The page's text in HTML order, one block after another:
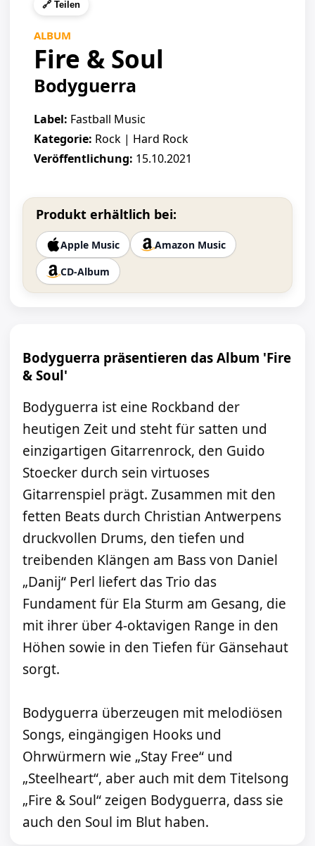
🔗 Teilen
ALBUM
Fire & Soul
Bodyguerra
Label: Fastball Music
Kategorie: Rock | Hard Rock
Veröffentlichung: 15.10.2021
Produkt erhältlich bei:
Apple Music
Amazon Music
CD-Album
Bodyguerra präsentieren das Album 'Fire
& Soul'
Bodyguerra ist eine Rockband der
heutigen Zeit und steht für satten und
einzigartigen Gitarrenrock, den Guido
Stoecker durch sein virtuoses
Gitarrenspiel prägt. Zusammen mit den
fetten Beats durch Christian Antwerpens
druckvollen Drums, den tiefen und
treibenden Klängen am Bass von Daniel
„Danij“ Perl liefert das Trio das
Fundament für Ela Sturm am Gesang, die
mit ihrer über 4-oktavigen Range in den
Höhen sowie in den Tiefen für Gänsehaut
sorgt.
Bodyguerra überzeugen mit melodiösen
Songs, eingängigen Hooks und
Ohrwürmern wie „Stay Free“ und
„Steelheart“, aber auch mit dem Titelsong
„Fire & Soul“ zeigen Bodyguerra, dass sie
auch den Soul im Blut haben.